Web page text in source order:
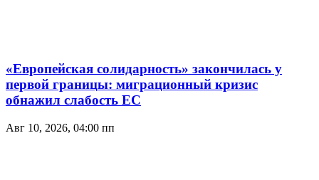
«Европейская солидарность» закончилась у
первой границы: миграционный кризис
обнажил слабость ЕС
Авг 10, 2026, 04:00 пп